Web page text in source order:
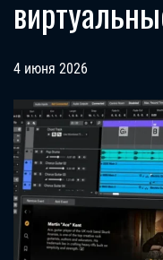
4 июня 2026